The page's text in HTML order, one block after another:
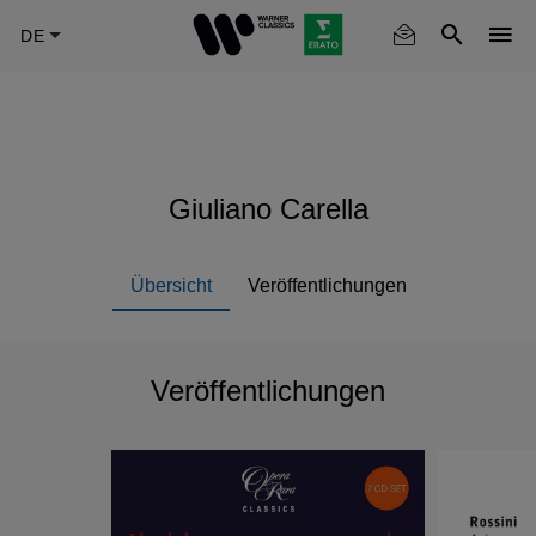
Giuliano Carella
Übersicht Veröffentlichungen
Veröffentlichungen